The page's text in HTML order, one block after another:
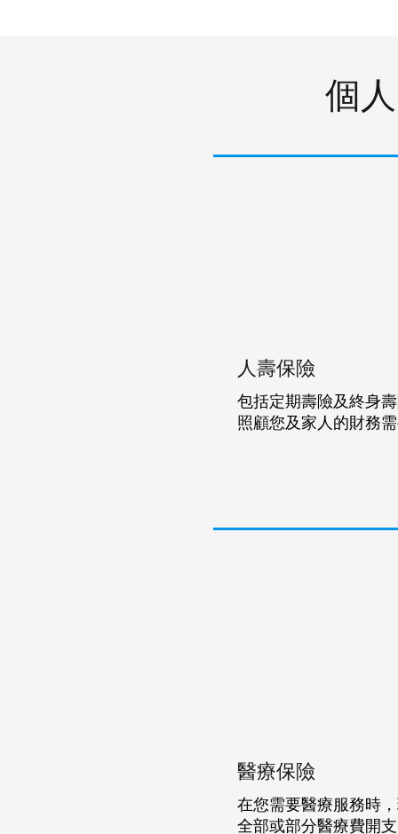
個人
人壽保險
包括定期壽險及終身
照顧您及家人的財務
醫療保險
在您需要醫療服務時
全部或部分醫療費開